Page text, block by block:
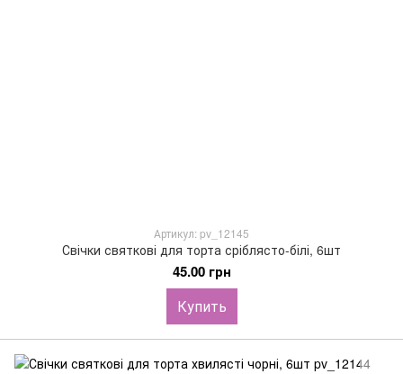
Артикул: pv_12145
Свічки святкові для торта сріблясто-білі, 6шт
45.00 грн
Купить